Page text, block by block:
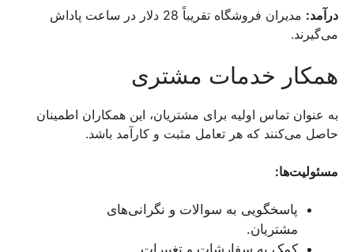
درآمد:
مدیران فروشگاه تقریباً 28 دلار در ساعت پاداش
می‌گیرند.
همکار خدمات مشتری
به عنوان تماس اولیه برای مشتریان، این همکاران اطمینان
حاصل می‌کنند که هر تعامل مثبت و کارآمد باشد.
مسئولیت‌ها:
پاسخگویی به سوالات و نگرانی‌های
مشتریان.
کمک به سفارشات و تغییرات.